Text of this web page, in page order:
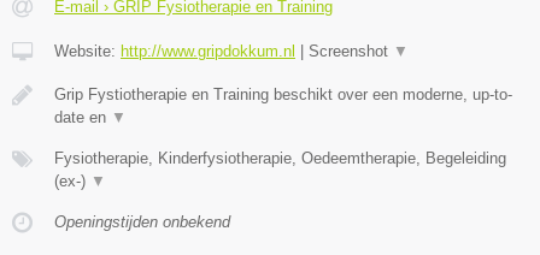
E-mail › GRIP Fysiotherapie en Training
Website: http://www.gripdokkum.nl Screenshot ▼
Grip Fystiotherapie en Training beschikt over een moderne, up-to-
date en ▼
Fysiotherapie, Kinderfysiotherapie, Oedeemtherapie, Begeleiding
(ex-) ▼
Openingstijden onbekend